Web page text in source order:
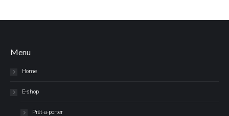
Menu
Home
E-shop
Prêt-a-porter